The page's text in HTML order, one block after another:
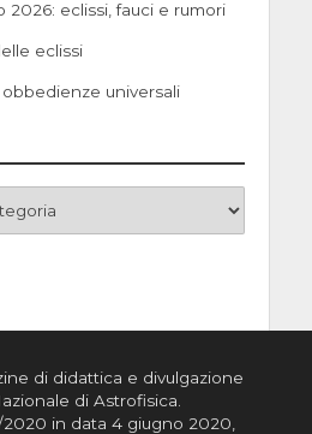
2026: eclissi, fauci e rumori
eclissi
obbedienze universali
di didattica e divulgazione
di Astrofisica
in data 4 giugno 2020,